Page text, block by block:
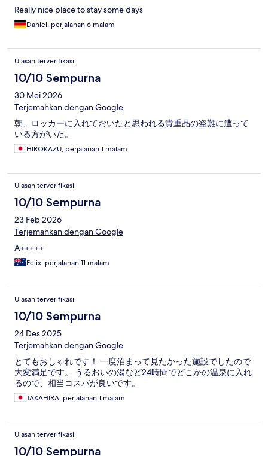
Really nice place to stay some days
Daniel, perjalanan 6 malam
Ulasan terverifikasi
10/10 Sempurna
30 Mei 2026
Terjemahkan dengan Google
朝、ロッカーに入れておいたと思われる貴重品の盗難に遭って
いる方がいた。
HIROKAZU, perjalanan 1 malam
Ulasan terverifikasi
10/10 Sempurna
23 Feb 2026
Terjemahkan dengan Google
A+++++
Felix, perjalanan 11 malam
Ulasan terverifikasi
10/10 Sempurna
24 Des 2025
Terjemahkan dengan Google
とてもおしゃれです！ 一度泊まって見たかった施設でしたので
大変満足です。 うるおいの湯など24時間でどこかの温泉に入れ
るので、相当コスバが良いです。
TAKAHIRA, perjalanan 1 malam
Ulasan terverifikasi
10/10 Sempurna